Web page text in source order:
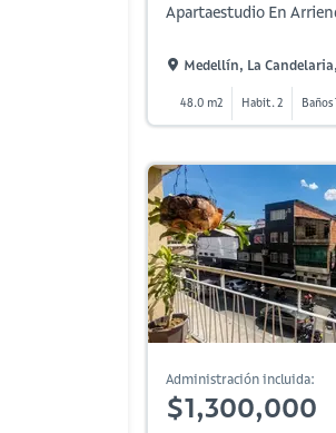
Apartaestudio En
Medellín, La
48.0 m2 Habit. 2 Baños
Administración incluida:
$1,300,000